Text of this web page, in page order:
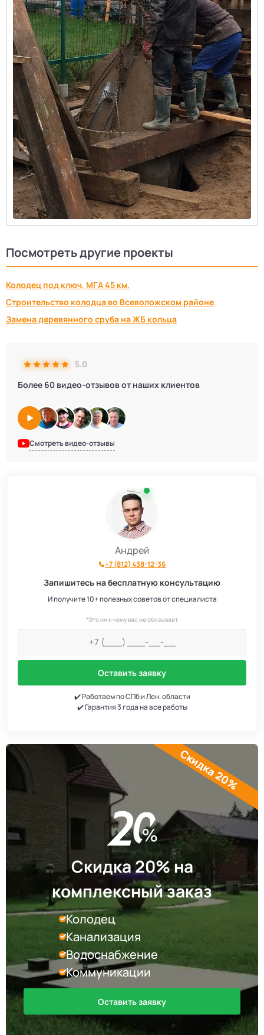
5.0
Более 60 видео-отзывов от наших клиентов
Смотреть видео-отзывы
Андрей
+7 (812) 438-12-36
Запишитесь на бесплатную консультацию
И получите 10+ полезных советов от специалиста
*Это ни к чему вас не обязывает
Оставить заявку
✔️ Работаем по СПб и Лен. области
✔️ Гарантия 3 года на все работы
Скидка 20% на
комплексный заказ
Колодец
Канализация
Водоснабжение
Коммуникации
Оставить заявку
Скидка 20%
Посмотреть другие проекты
Колодец под ключ, МГА 45 км.
Строительство колодца во Всеволожском районе
Замена деревянного сруба на ЖБ кольца